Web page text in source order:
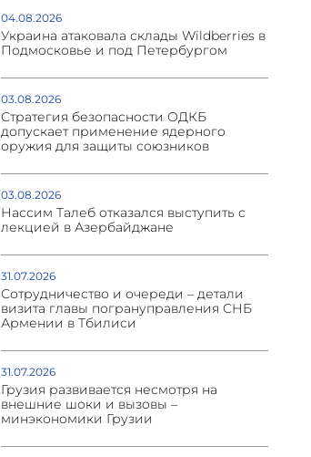
04.08.2026
Украина атаковала склады Wildberries в
Подмосковье и под Петербургом
03.08.2026
Стратегия безопасности ОДКБ
допускает применение ядерного
оружия для защиты союзников
03.08.2026
Нассим Талеб отказался выступить с
лекцией в Азербайджане
31.07.2026
Сотрудничество и очереди – детали
визита главы погрануправления СНБ
Армении в Тбилиси
31.07.2026
Грузия развивается несмотря на
внешние шоки и вызовы –
минэкономики Грузии